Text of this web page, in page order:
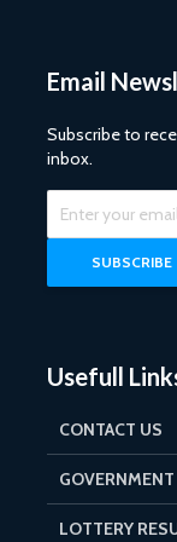
Email
Subscribe to
inbox.
Usefull
CONTACT US
LOTTERY